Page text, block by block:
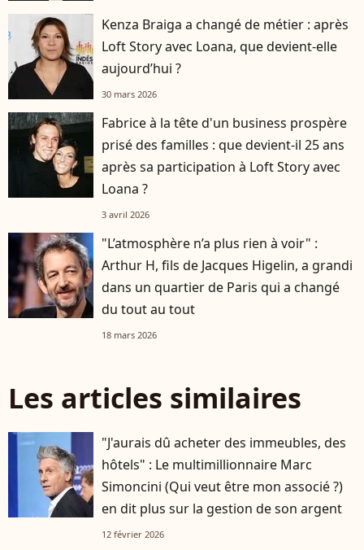
Kenza Braiga a changé de métier : après
Loft Story avec Loana, que devient-elle
aujourd’hui ?
30 mars 2026
Fabrice à la tête d'un business prospère
prisé des familles : que devient-il 25 ans
après sa participation à Loft Story avec
Loana ?
3 avril 2026
"L’atmosphère n’a plus rien à voir" :
Arthur H, fils de Jacques Higelin, a grandi
dans un quartier de Paris qui a changé
du tout au tout
18 mars 2026
Les articles similaires
"J'aurais dû acheter des immeubles, des
hôtels" : Le multimillionnaire Marc
Simoncini (Qui veut être mon associé ?)
en dit plus sur la gestion de son argent
12 février 2026